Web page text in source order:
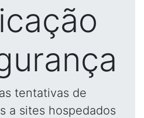
tentativas de
a sites hospedados